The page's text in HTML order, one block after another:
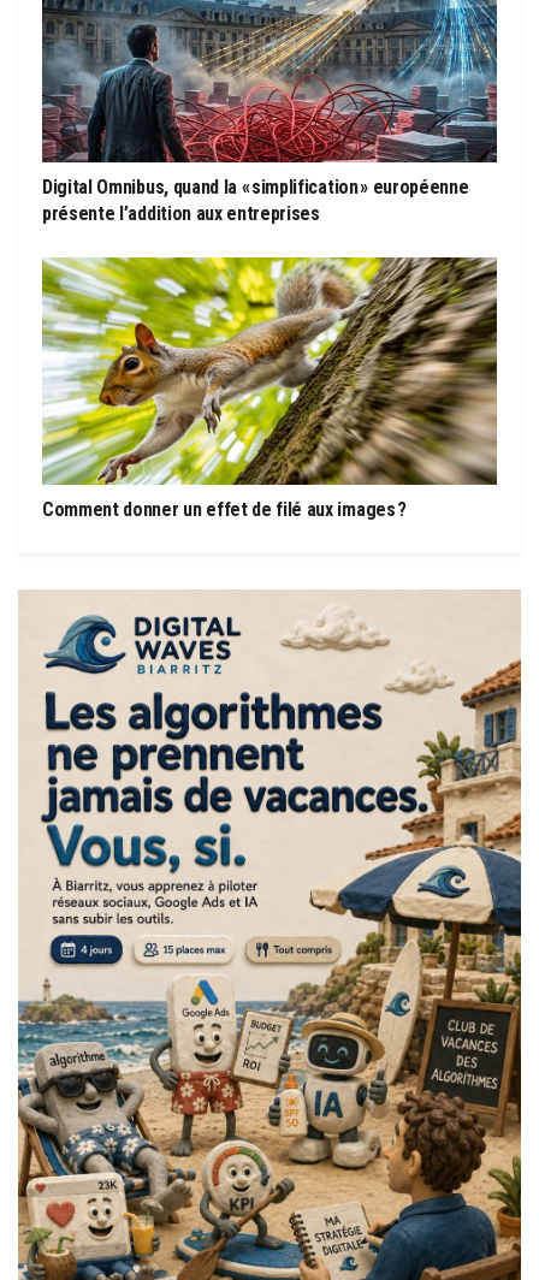
Digital Omnibus, quand la « simplification » européenne
présente l’addition aux entreprises
Comment donner un effet de filé aux images ?